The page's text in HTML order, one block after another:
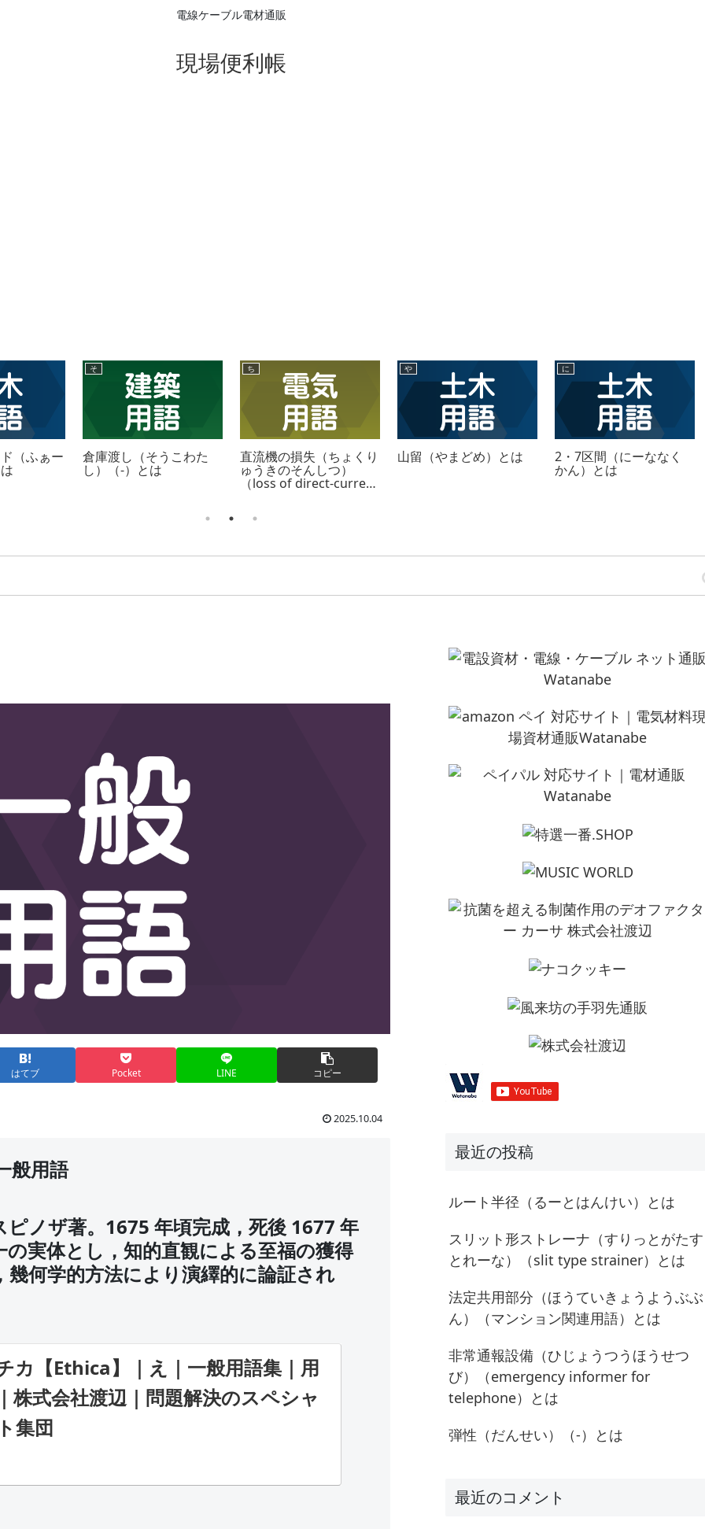
電線ケーブル電材通販
現場便利帳
（ふぁー
そ
倉庫渡し（そうこわた
し）（-）とは
ち
直流機の損失（ちょくり
ゅうきのそんしつ）
（loss of direct-current
や
山留（やまどめ）とは
に
2・7区間（にーななく
かん）とは
はてブ Pocket LINE コピー
2025.10.04
般用語
ノザ著。1675 年頃完成，死後 1677 年
実体とし，知的直観による至福の獲得
何学的方法により演繹的に論証され
【Ethica】｜え｜一般用語集｜用
株式会社渡辺｜問題解決のスペシャ
集団
最近の投稿
ルート半径（るーとはんけい）とは
スリット形ストレーナ（すりっとがたす
とれーな）（slit type strainer）とは
法定共用部分（ほうていきょうようぶぶ
ん）（マンション関連用語）とは
非常通報設備（ひじょうつうほうせつ
び）（emergency informer for
telephone）とは
弾性（だんせい）（-）とは
最近のコメント